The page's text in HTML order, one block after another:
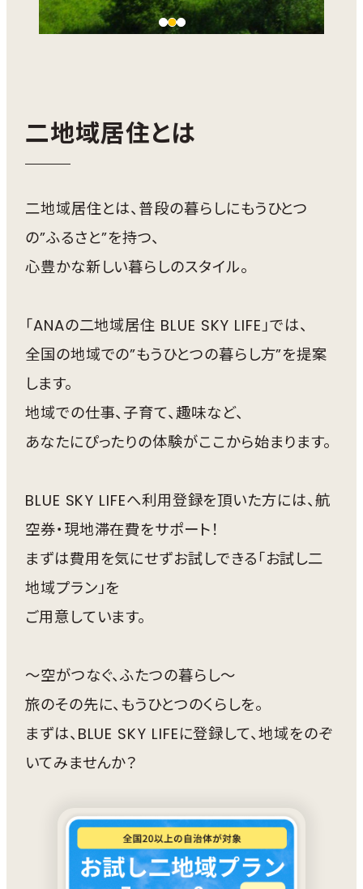
二地域居住とは
二地域居住とは、普段の暮らしにもうひとつ
の”ふるさと”を持つ、
心豊かな新しい暮らしのスタイル。
「ANAの二地域居住 BLUE SKY LIFE」では、
全国の地域での”もうひとつの暮らし方”を提案
します。
地域での仕事、子育て、趣味など、
あなたにぴったりの体験がここから始まります。
BLUE SKY LIFEへ利用登録を頂いた方には、航
空券・現地滞在費をサポート！
まずは費用を気にせずお試しできる「お試し二
地域プラン」を
ご用意しています。
～空がつなぐ、ふたつの暮らし～
旅のその先に、もうひとつのくらしを。
まずは、BLUE SKY LIFEに登録して、地域をのぞ
いてみませんか？